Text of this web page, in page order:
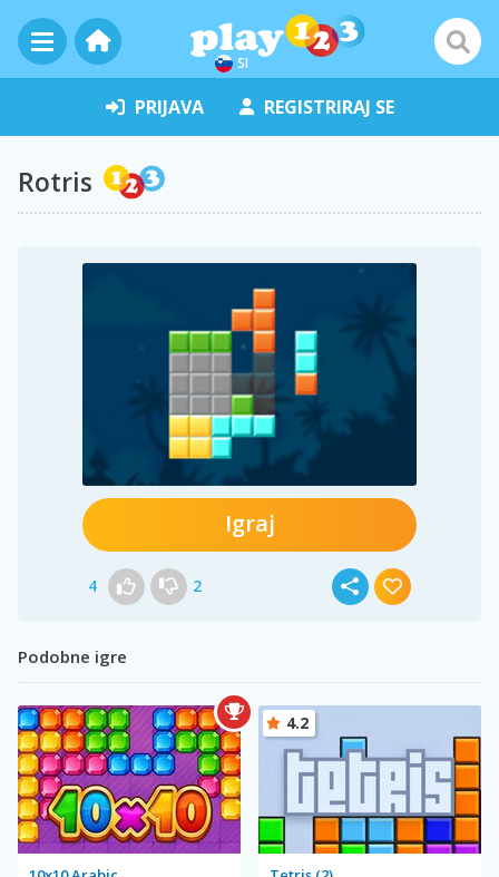
SI
PRIJAVA REGISTRIRAJ SE
Rotris
Igraj
4 2
Podobne igre
4.2